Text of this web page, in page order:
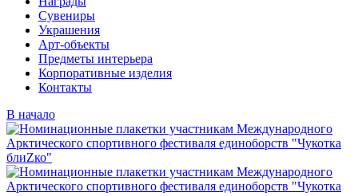
Сувениры
Украшения
Арт-объекты
Предметы интерьера
Корпоративные изделия
Контакты
В начало